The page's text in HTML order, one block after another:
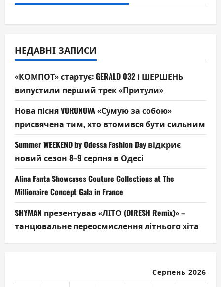
НЕДАВНІ ЗАПИСИ
«КОМПОТ» стартує: GERALD 032 і ШЕРШЕНЬ
випустили перший трек «Притули»
Нова пісня VORONOVA «Сумую за собою»
присвячена тим, хто втомився бути сильним
Summer WEEKEND by Odessa Fashion Day відкриє
новий сезон 8–9 серпня в Одесі
Alina Fanta Showcases Couture Collections at The
Millionaire Concept Gala in France
SHYMAN презентував «ЛІТО (DIRESH Remix)» –
танцювальне переосмислення літнього хіта
Серпень 2026